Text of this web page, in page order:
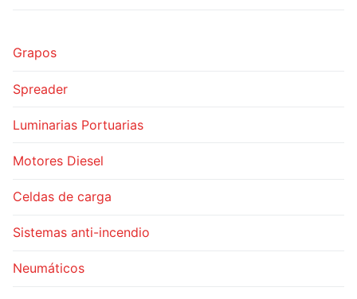
Grapos
Spreader
Luminarias Portuarias
Motores Diesel
Celdas de carga
Sistemas anti-incendio
Neumáticos